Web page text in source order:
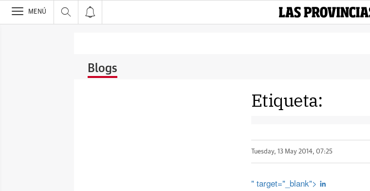
>
MENÚ
Blogs
Etiqueta:
Tuesday, 13 May 2014, 07:25
" target="_blank">